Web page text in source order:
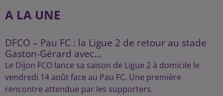
A LA UNE
DFCO – Pau FC : la Ligue 2 de retour au stade
Gaston-Gérard avec...
Le Dijon FCO lance sa saison de Ligue 2 à domicile le
vendredi 14 août face au Pau FC. Une première
rencontre attendue par les supporters.